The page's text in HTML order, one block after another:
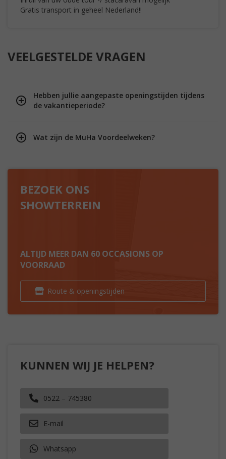
Gratis transport in geheel Nederland!!
VEELGESTELDE VRAGEN
Hebben jullie aangepaste openingstijden tijdens
de vakantieperiode?
Wat zijn de MuHa Voordeelweken?
BEZOEK ONS
SHOWTERREIN
ALTIJD MEER DAN 60 OCCASIONS OP
VOORRAAD
Route & openingstijden
KUNNEN WIJ JE HELPEN?
0522 – 745380
E-mail
Whatsapp